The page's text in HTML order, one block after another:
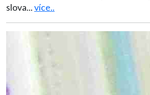
slova...více..